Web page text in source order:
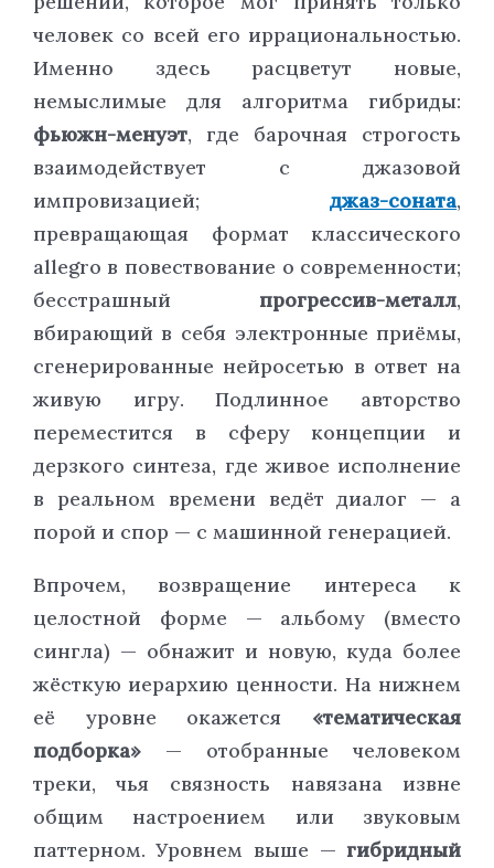
человек со всей его иррациональностью.
Именно здесь расцветут новые,
немыслимые для алгоритма гибриды:
фьюжн-менуэт, где барочная строгость
взаимодействует с джазовой
импровизацией;джаз-соната,
превращающая формат классического
allegro в повествование о современности;
бесстрашный прогрессив-металл,
вбирающий в себя электронные приёмы,
сгенерированные нейросетью в ответ на
живую игру. Подлинное авторство
переместится в сферу концепции и
дерзкого синтеза, где живое исполнение
в реальном времени ведёт диалог — а
порой и спор — с машинной генерацией.
Впрочем, возвращение интереса к
целостной форме — альбому (вместо
сингла) — обнажит и новую, куда более
жёсткую иерархию ценности. На нижнем
её уровне окажется «тематическая
подборка»— отобранные человеком
треки, чья связность навязана извне
общим настроением или звуковым
паттерном. Уровнем выше — гибридный